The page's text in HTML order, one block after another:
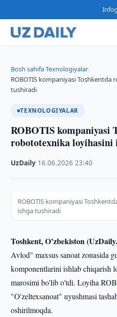
Bosh sahifa›Texnologiyalar›
ROBOTIS kompaniyasi
tushiradi
TEXNOLOGIYALAR
ROBOTIS kompaniyasi
robototexnika loyihasini
UzDaily 16.06.2026 ·23:40
ROBOTIS kompaniyasi
ishga tushiradi
Toshkent, O’zbekiston
Avlod" maxsus sanoat zonasida
komponentlarini ishlab chiqarish
marosimi bo'lib o'tdi. Loyiha
"O'zeltexsanoat" uyushmasi
oshirilmoqda.